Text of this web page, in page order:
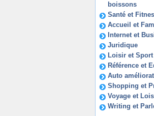
boissons
Santé et
Accueil et
Internet et
Juridique
Loisir et Sport
Référence et
Auto
Shopping et
Voyage et
Writing et